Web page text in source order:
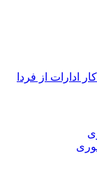
ادارات از فردا